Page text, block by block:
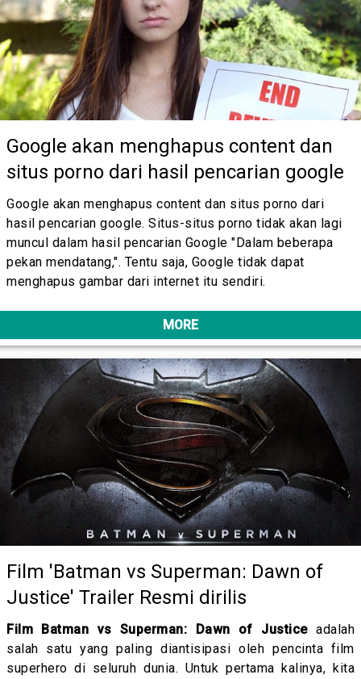
Google akan menghapus content dan
situs porno dari hasil pencarian google
Google akan menghapus content dan situs porno dari
hasil pencarian google. Situs-situs porno tidak akan lagi
muncul dalam hasil pencarian Google "Dalam beberapa
pekan mendatang,". Tentu saja, Google tidak dapat
menghapus gambar dari internet itu sendiri.
MORE
Film 'Batman vs Superman: Dawn of
Justice' Trailer Resmi dirilis
Film Batman vs Superman: Dawn of Justiceadalah
salah satu yang paling diantisipasi oleh pencinta film
superhero di seluruh dunia. Untuk pertama kalinya, kita